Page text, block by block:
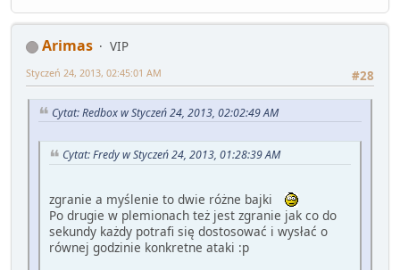
Arimas
VIP
#28
Styczeń 24, 2013, 02:45:01 AM
Cytat: Redbox w Styczeń 24, 2013, 02:02:49 AM
Cytat: Fredy w Styczeń 24, 2013, 01:28:39 AM
zgranie a myślenie to dwie różne bajki
Po drugie w plemionach też jest zgranie jak co do
sekundy każdy potrafi się dostosować i wysłać o
równej godzinie konkretne ataki :p